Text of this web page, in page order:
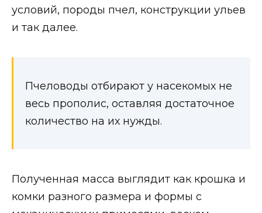
условий, породы пчел, конструкции ульев
и так далее.
Пчеловоды отбирают у насекомых не
весь прополис, оставляя достаточное
количество на их нужды.
Полученная масса выглядит как крошка и
комки разного размера и формы с